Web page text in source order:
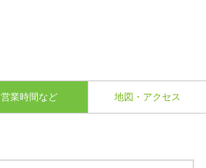
営業時間など 地図・アクセス